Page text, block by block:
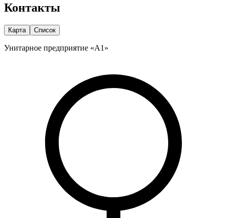
Контакты
Карта Список
Унитарное предприятие «А1»